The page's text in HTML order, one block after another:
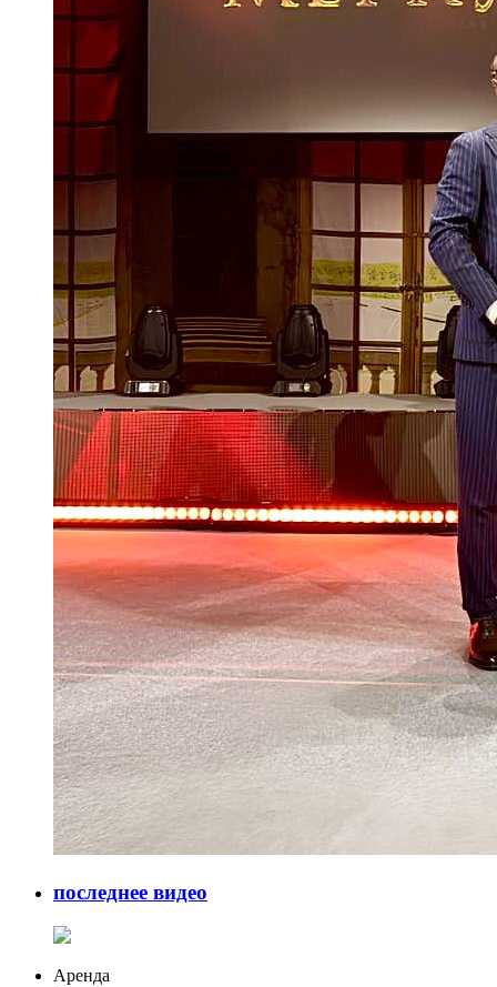
последнее видео
Аренда